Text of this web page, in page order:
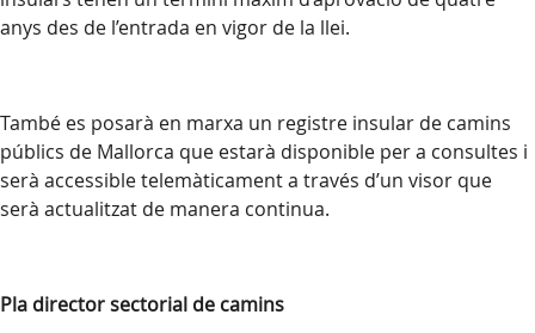
anys des de l’entrada en vigor de la llei.
També es posarà en marxa un registre insular de camins
públics de Mallorca que estarà disponible per a consultes i
serà accessible telemàticament a través d’un visor que
serà actualitzat de manera continua.
Pla director sectorial de camins